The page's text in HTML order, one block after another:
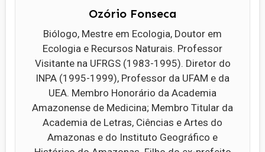
Ozório Fonseca
Biólogo, Mestre em Ecologia, Doutor em
Ecologia e Recursos Naturais. Professor
Visitante na UFRGS (1983-1995). Diretor do
INPA (1995-1999), Professor da UFAM e da
UEA. Membro Honorário da Academia
Amazonense de Medicina; Membro Titular da
Academia de Letras, Ciências e Artes do
Amazonas e do Instituto Geográfico e